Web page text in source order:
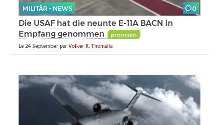
MILITÄR - NEWS 0
Die USAF hat die neunte E-11A BACN in
Empfang genommen
premium
Le24 SeptemberparVolker K. Thomalla